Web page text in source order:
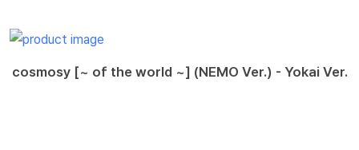
cosmosy [~ of the world ~] (NEMO Ver.) - Yokai Ver.